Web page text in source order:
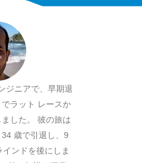
ジニアで、早期退
ラット レースか
した。 彼の旅は
歳で引退し、9
ンドを後にしま